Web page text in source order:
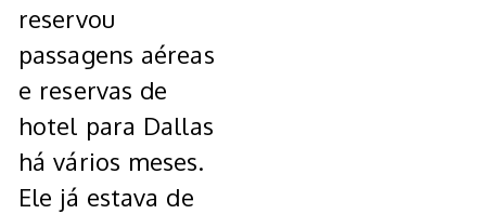
reservou
passagens aéreas
e reservas de
hotel para Dallas
há vários meses.
Ele já estava de